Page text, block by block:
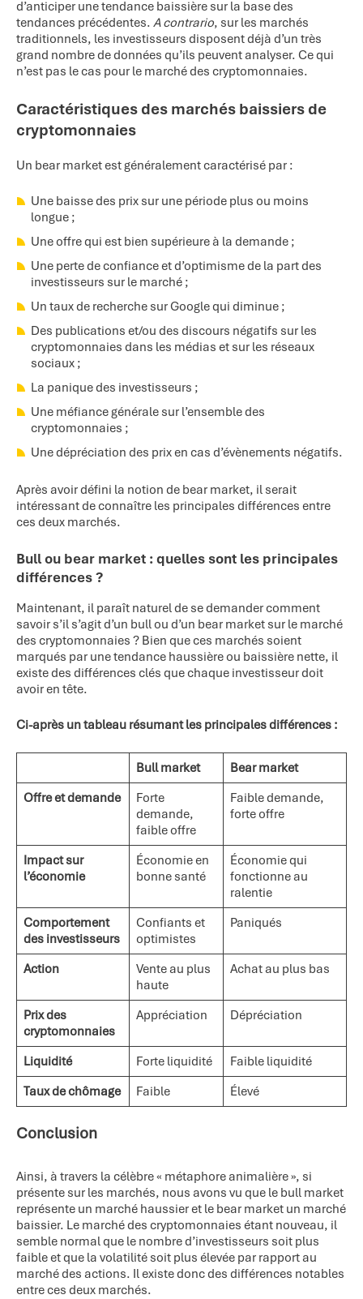
d’anticiper une tendance baissière sur la base des
tendances précédentes. A contrario, sur les marchés
traditionnels, les investisseurs disposent déjà d’un très
grand nombre de données qu’ils peuvent analyser. Ce qui
n’est pas le cas pour le marché des cryptomonnaies.
Caractéristiques des marchés baissiers de
cryptomonnaies
Un bear market est généralement caractérisé par :
Une baisse des prix sur une période plus ou moins
longue ;
Une offre qui est bien supérieure à la demande ;
Une perte de confiance et d’optimisme de la part des
investisseurs sur le marché ;
Un taux de recherche sur Google qui diminue ;
Des publications et/ou des discours négatifs sur les
cryptomonnaies dans les médias et sur les réseaux
sociaux ;
La panique des investisseurs ;
Une méfiance générale sur l’ensemble des
cryptomonnaies ;
Une dépréciation des prix en cas d’évènements négatifs.
Après avoir défini la notion de bear market, il serait
intéressant de connaître les principales différences entre
ces deux marchés.
Bull ou bear market : quelles sont les principales
différences ?
Maintenant, il paraît naturel de se demander comment
savoir s’il s’agit d’un bull ou d’un bear market sur le marché
des cryptomonnaies ? Bien que ces marchés soient
marqués par une tendance haussière ou baissière nette, il
existe des différences clés que chaque investisseur doit
avoir en tête.
Ci-après un tableau résumant les principales différences :
Bull market
Bear market
Offre et demande
Forte
demande,
faible offre
Faible demande,
forte offre
Impact sur
l’économie
Économie en
bonne santé
Économie qui
fonctionne au
ralentie
Comportement
des investisseurs
Confiants et
optimistes
Paniqués
Action
Vente au plus
haute
Achat au plus bas
Prix des
cryptomonnaies
Appréciation Dépréciation
Liquidité Forte liquidité
Faible liquidité
Taux de chômage
Faible Élevé
Conclusion
Ainsi, à travers la célèbre « métaphore animalière », si
présente sur les marchés, nous avons vu que le bull market
représente un marché haussier et le bear market un marché
baissier. Le marché des cryptomonnaies étant nouveau, il
semble normal que le nombre d’investisseurs soit plus
faible et que la volatilité soit plus élevée par rapport au
marché des actions. Il existe donc des différences notables
entre ces deux marchés.